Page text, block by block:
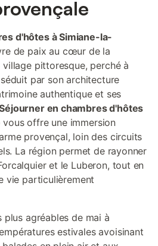
d'hôtes à Simiane-la-
de paix au cœur de la
pittoresque, perché à
par son architecture
authentique et ses
en chambres d'hôtes
vous offre une immersion
provençal, loin des circuits
La région permet de rayonner
et le Luberon, tout en
vie particulièrement
plus agréables de mai à
estivales avoisinant